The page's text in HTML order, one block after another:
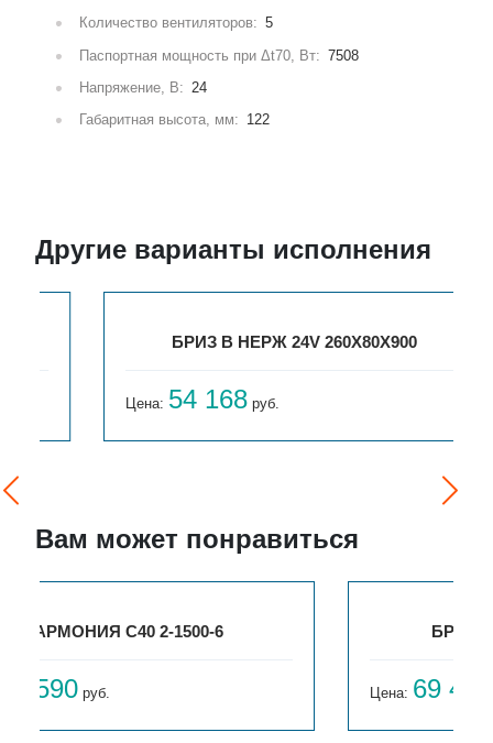
Количество вентиляторов: 5
Паспортная мощность при Δt70, Вт: 7508
Напряжение, В: 24
Габаритная высота, мм: 122
Другие варианты исполнения
БРИЗ В НЕРЖ 24V 260X80X900
54 168 руб.
Вам может понравиться
БРИЗ НЕРЖ 300Х100Х2700
Цена: